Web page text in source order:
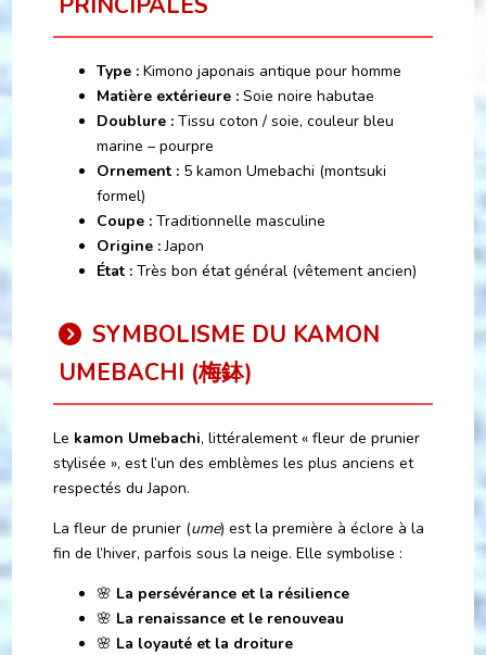
Type : Kimono japonais antique pour homme
Matière extérieure : Soie noire habutae
Doublure : Tissu coton / soie, couleur bleu
marine – pourpre
Ornement : 5 kamon Umebachi (montsuki
formel)
Coupe : Traditionnelle masculine
Origine :Japon
État : Très bon état général (vêtement ancien)
SYMBOLISME DU KAMON
UMEBACHI (梅鉢)
Le kamon Umebachi, littéralement « fleur de prunier
stylisée », est l’un des emblèmes les plus anciens et
respectés du Japon.
La fleur de prunier (ume) est la première à éclore à la
fin de l’hiver, parfois sous la neige. Elle symbolise :
🌸 La persévérance et la résilience
🌸 La renaissance et le renouveau
🌸 La loyauté et la droiture